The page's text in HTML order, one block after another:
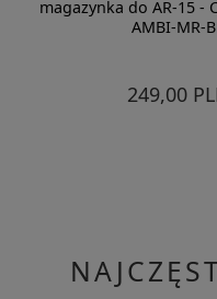
magazynka do AR-15 -
AMBI-MR-
249,00